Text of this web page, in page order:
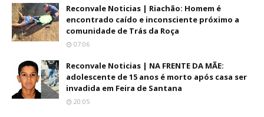
Reconvale Noticias | Riachão: Homem é
encontrado caído e inconsciente próximo a
comunidade de Trás da Roça
07:06
Reconvale Noticias | NA FRENTE DA MÃE:
adolescente de 15 anos é morto após casa ser
invadida em Feira de Santana
20:05